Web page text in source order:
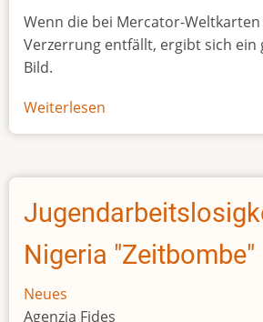
Wenn die bei Mercator-
Verzerrung entfällt, ergibt sich ein
Bild.
Weiterlesen
Afrikas
Größe
Nigeria "Zeitbombe"
Neues
Agenzia Fides